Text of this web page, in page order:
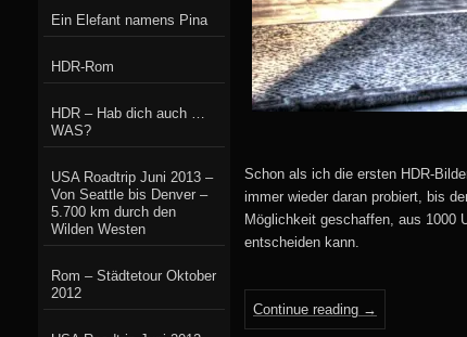
Schon als ich die ersten HDR-
immer wieder daran probiert, bis
Möglichkeit geschaffen, aus 1000
entscheiden kann.
Continue reading →
Ein Elefant namens Pina
HDR-Rom
HDR – Hab dich auch …
WAS?
USA Roadtrip Juni 2013 –
Von Seattle bis Denver –
5.700 km durch den
Wilden Westen
Rom – Städtetour Oktober
2012